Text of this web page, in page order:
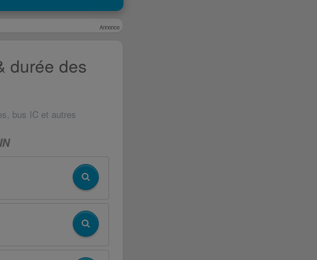
Annonce
durée des
bus IC et autres